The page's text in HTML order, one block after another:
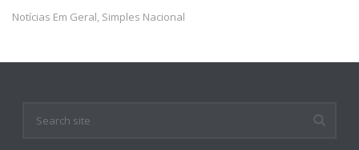
Notícias Em Geral, Simples Nacional